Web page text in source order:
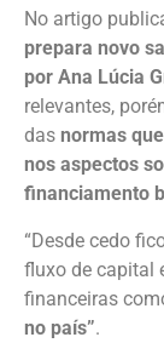
No artigo
prepara novo
por Ana Lúcia
relevantes,
das normas
nos aspectos
financiamento
“Desde cedo
fluxo de capital
financeiras
no país”.